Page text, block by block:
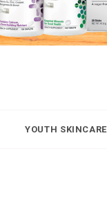
YOUTH SKINCARE